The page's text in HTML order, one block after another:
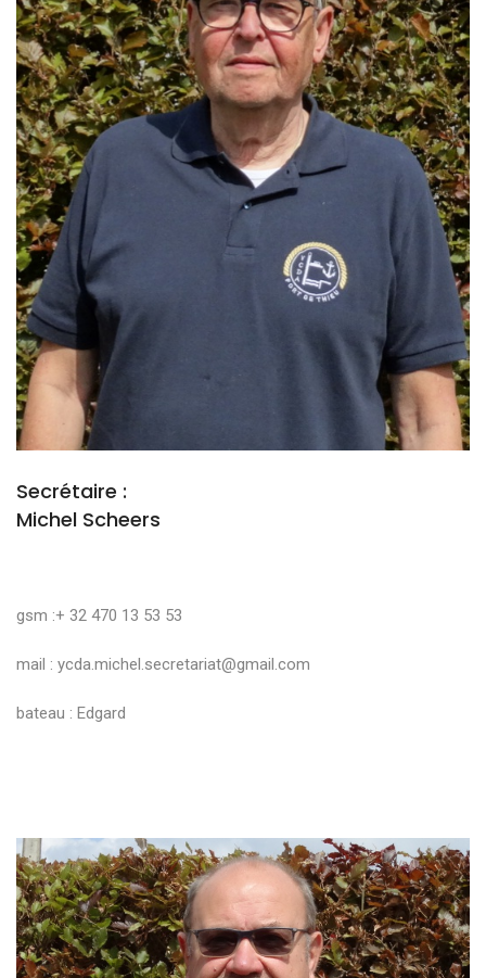
Secrétaire :
Michel Scheers
gsm :+ 32 470 13 53 53
mail : ycda.michel.secretariat@gmail.com
bateau : Edgard